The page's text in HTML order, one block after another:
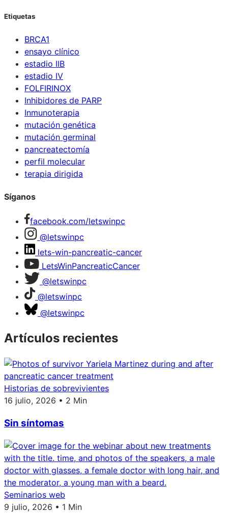
Etiquetas
BRCA1
ensayo clínico
estadio IIB
estadio IV
FOLFIRINOX
Inhibidores de PARP
Inmunoterapia
mutación genética
mutación germinal
pancreatectomía
perfil molecular
terapia dirigida
Síganos
facebook.com/letswinpc
@letswinpc
lets-win-pancreatic-cancer
LetsWinPancreaticCancer
@letswinpc
@letswinpc
@letswinpc
Artículos recientes
Historias de sobrevivientes
16 julio, 2026 • 2 Min
Sin síntomas
Seminarios web
9 julio, 2026 • 1 Min